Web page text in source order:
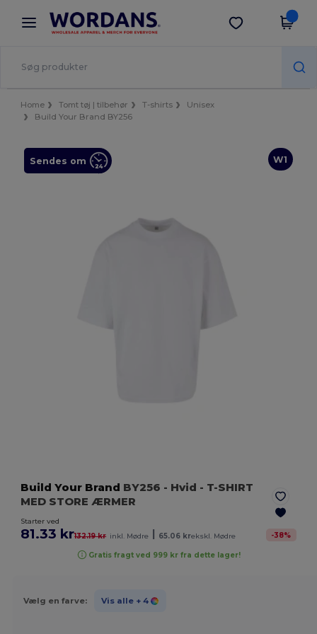
× Wordans-app
Bedre priser i appen!
Hent app
Home Tomt tøj | tilbehør T-shirts
Unisex
Build Your Brand BY256
W1
Sendes om
Build Your Brand BY256 - Hvid - T-SHIRT
MED STORE ÆRMER
Starter ved
81.33 kr132.19 kr inkl. Mødre 65.06 krekskl. Mødre -38%
Gratis fragt ved 999 kr fra dette lager!
Vælg en farve: Vis alle + 4